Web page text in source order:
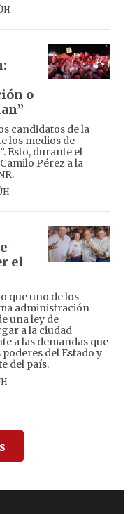
o
candidatos de la
los medios de
Esto, durante el
Pérez a la
el
que uno de los
administración
una ley de
a la ciudad
a las demandas que
del Estado y
del país.